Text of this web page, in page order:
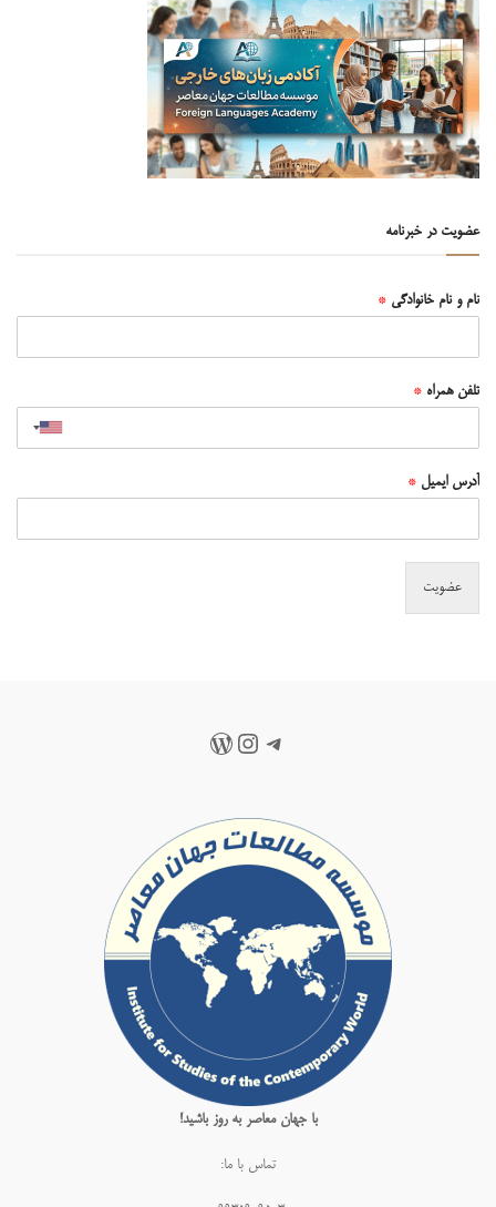
عضویت در خبرنامه
نام و نام خانوادگی *
تلفن همراه *
آدرس ایمیل *
عضویت
تلگراماینستاگرم
وردپرس
با جهان معاصر به روز باشید!
تماس با ما: